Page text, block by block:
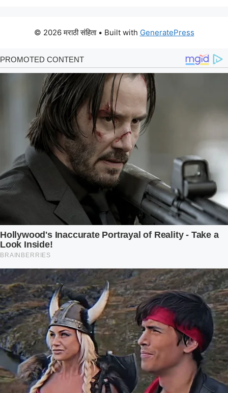
© 2026 मराठी संहिता• Built with GeneratePress